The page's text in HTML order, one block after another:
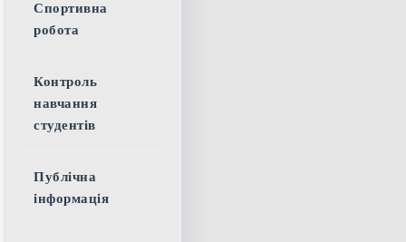
Спортивна
робота
Контроль
навчання
студентів
Публічна
інформація